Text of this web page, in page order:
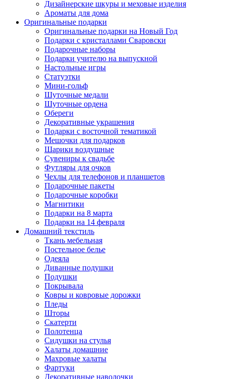
Дизайнерские шкуры и меховые изделия
Ароматы для дома
Оригинальные подарки
Оригинальные подарки на Новый Год
Подарки с кристаллами Сваровски
Подарочные наборы
Подарки учителю на выпускной
Настольные игры
Статуэтки
Мини-гольф
Шуточные медали
Шуточные ордена
Обереги
Декоративные украшения
Подарки с восточной тематикой
Мешочки для подарков
Шарики воздушные
Сувениры к свадьбе
Футляры для очков
Чехлы для телефонов и планшетов
Подарочные пакеты
Подарочные коробки
Магнитики
Подарки на 8 марта
Подарки на 14 февраля
Домашний текстиль
Ткань мебельная
Постельное белье
Одеяла
Диванные подушки
Подушки
Покрывала
Ковры и ковровые дорожки
Пледы
Шторы
Скатерти
Полотенца
Сидушки на стулья
Халаты домашние
Махровые халаты
Фартуки
Декоративные наволочки